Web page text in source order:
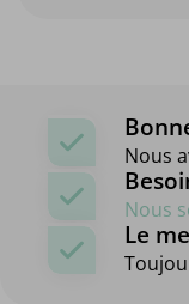
Nous
Nous
Le